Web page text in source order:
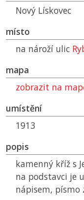
Nový Lískovec
místo
na nároží ulic
mapa
zobrazit na
umístění
1913
popis
kamenný kříž s
na podstavci je
nápisem, písmo